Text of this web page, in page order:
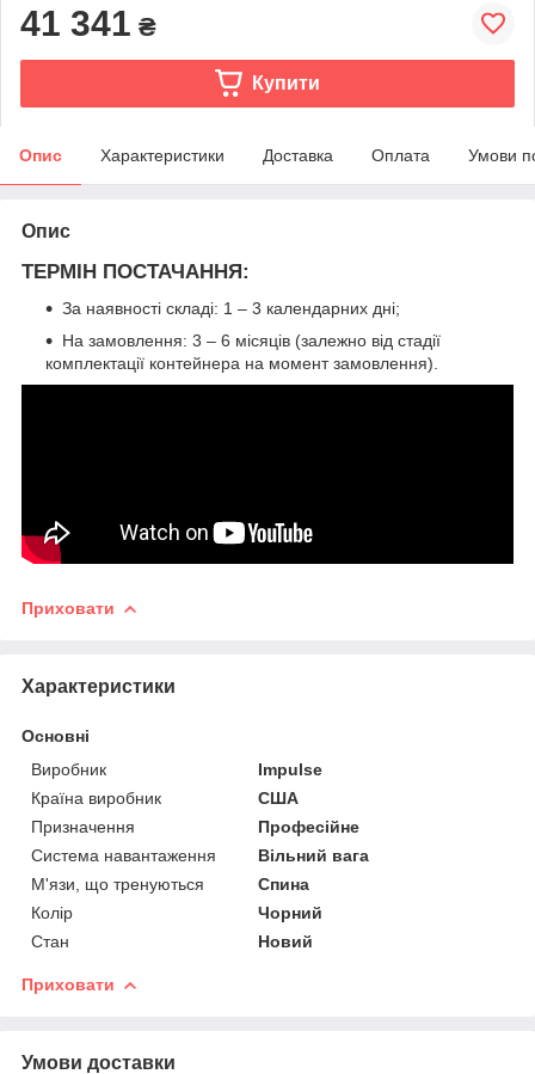
41 341 ₴
Купити
Опис Характеристики Доставка Оплата Умови
Опис
ТЕРМІН ПОСТАЧАННЯ:
За наявності складі: 1 – 3 календарних дні;
На замовлення: 3 – 6 місяців (залежно від стадії
комплектації контейнера на момент замовлення).
Приховати
Характеристики
Основні
Виробник
Impulse
Країна виробник
США
Призначення
Професійне
Система навантаження
Вільний вага
М'язи, що тренуються
Спина
Колір
Чорний
Стан
Новий
Приховати
Умови доставки